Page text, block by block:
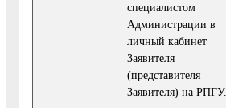
специалистом
Администрации в
личный кабинет
Заявителя
(представителя
Заявителя) на РПГУ.